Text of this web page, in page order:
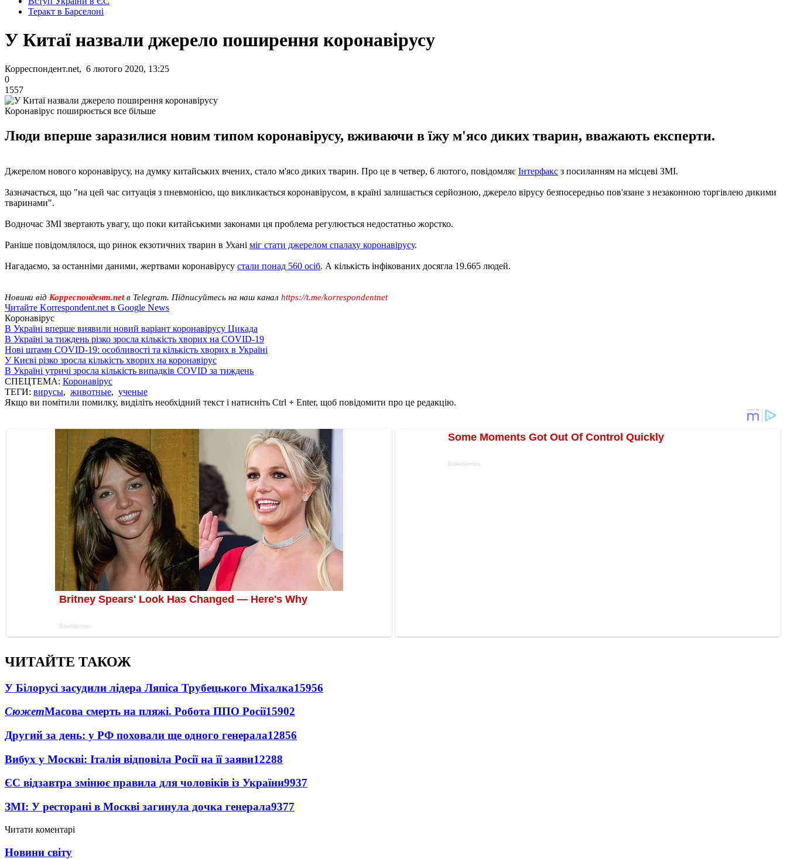
Теракт в Барселоні
У Китаї назвали джерело поширення коронавірусу
Корреспондент.net, 6 лютого 2020, 13:25
0
1557
Коронавірус поширюється все більше
Люди вперше заразилися новим типом коронавірусу, вживаючи в їжу м'ясо диких тварин, вважають експерти.
Джерелом нового коронавірусу, на думку китайських вчених, стало м'ясо диких тварин. Про це в четвер, 6 лютого, повідомляє Інтерфакс з посиланням на місцеві ЗМІ.
Зазначається, що "на цей час ситуація з пневмонією, що викликається коронавірусом, в країні залишається серйозною, джерело вірусу безпосередньо пов'язане з незаконною торгівлею дикими
тваринами".
Водночас ЗМІ звертають увагу, що поки китайськими законами ця проблема регулюється недостатньо жорстко.
Раніше повідомлялося, що ринок екзотичних тварин в Ухані міг стати джерелом спалаху коронавірусу.
Нагадаємо, за останніми даними, жертвами коронавірусу стали понад 560 осіб. А кількість інфікованих досягла 19.665 людей.
Новини від Корреспондент.netв Telegram. Підписуйтесь на наш канал https://t.me/korrespondentnet
Читайте Korrespondent.net в Google News
Коронавірус
В Україні вперше виявили новий варіант коронавірусу Цикада
В Україні за тиждень різко зросла кількість хворих на COVID-19
Нові штами COVID-19: особливості та кількість хворих в Україні
У Києві різко зросла кількість хворих на коронавірус
В Україні утричі зросла кількість випадків COVID за тиждень
СПЕЦТЕМА: Коронавірус
ТЕГИ: вирусы, животные, ученые
Якщо ви помітили помилку, виділіть необхідний текст і натисніть Ctrl + Enter, щоб повідомити про це редакцію.
ЧИТАЙТЕ ТАКОЖ
У Білорусі засудили лідера Ляпіса Трубецького Міхалка15956
СюжетМасова смерть на пляжі. Робота ППО Росії15902
Другий за день: у РФ поховали ще одного генерала12856
Вибух у Москві: Італія відповіла Росії на її заяви12288
ЄС відзавтра змінює правила для чоловіків із України9937
ЗМІ: У ресторані в Москві загинула дочка генерала9377
Читати коментарі
Новини світу